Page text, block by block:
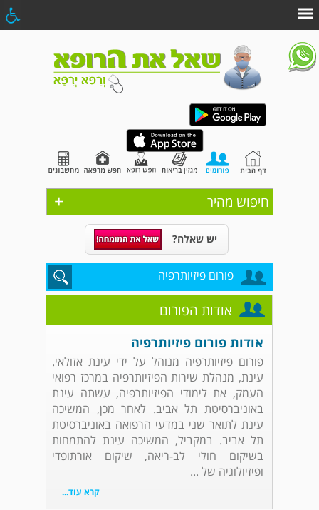
+ חיפוש מהיר
יש שאלה?
פורום פיזיותרפיה
אודות הפורום
אודות פורום פיזיותרפיה
פורום פיזיותרפיה מנוהל על ידי עינת אזולאי.
עינת, מנהלת שירות הפיזיותרפיה במרכז רפואי
העמק, את לימודי הפיזיותרפיה, עשתה עינת
באוניברסיטת תל אביב. לאחר מכן, המשיכה
עינת לתואר שני במדעי הרפואה באוניברסיטת
תל אביב. במקביל, המשיכה עינת להתמחות
בשיקום חולי לב-ריאה, שיקום אורתופדי
ופיזיולוגיה של ...
קרא עוד...